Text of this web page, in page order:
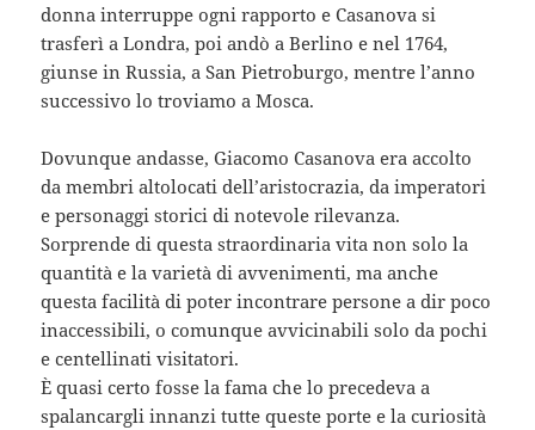
donna interruppe ogni rapporto e Casanova si
trasferì a Londra, poi andò a Berlino e nel 1764,
giunse in Russia, a San Pietroburgo, mentre l’anno
successivo lo troviamo a Mosca.
Dovunque andasse, Giacomo Casanova era accolto
da membri altolocati dell’aristocrazia, da imperatori
e personaggi storici di notevole rilevanza.
Sorprende di questa straordinaria vita non solo la
quantità e la varietà di avvenimenti, ma anche
questa facilità di poter incontrare persone a dir poco
inaccessibili, o comunque avvicinabili solo da pochi
e centellinati visitatori.
È quasi certo fosse la fama che lo precedeva a
spalancargli innanzi tutte queste porte e la curiosità